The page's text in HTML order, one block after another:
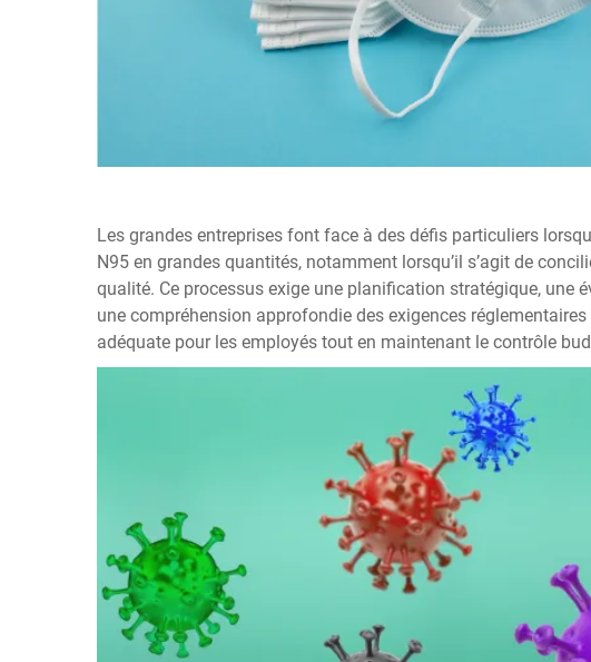
Les grandes entreprises font face à des défis particuliers
N95 en grandes quantités, notamment lorsqu’il s’agit de
qualité. Ce processus exige une planification stratégique, une
une compréhension approfondie des exigences
adéquate pour les employés tout en maintenant le contrôle